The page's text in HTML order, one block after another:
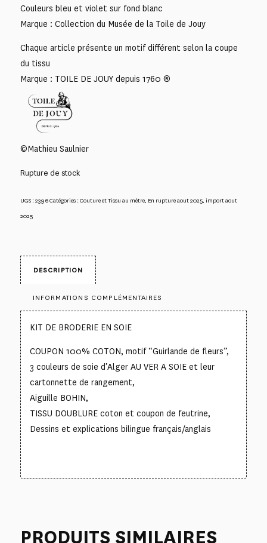
Couleurs bleu et violet sur fond blanc
Marque : Collection du Musée de la Toile de Jouy
Chaque article présente un motif différent selon la coupe
du tissu
Marque : TOILE DE JOUY depuis 1760 ®
©Mathieu Saulnier
Rupture de stock
UGS :2396Catégories :Couture et Tissu au mètre, En rupture aout 2025, import aout
2025
DESCRIPTION
INFORMATIONS COMPLÉMENTAIRES
KIT DE BRODERIE EN SOIE
COUPON 100% COTON, motif “Guirlande de fleurs”,
3 couleurs de soie d’Alger AU VER A SOIE et leur
cartonnette de rangement,
Aiguille BOHIN,
TISSU DOUBLURE coton et coupon de feutrine,
Dessins et explications bilingue français/anglais
PRODUITS SIMILAIRES